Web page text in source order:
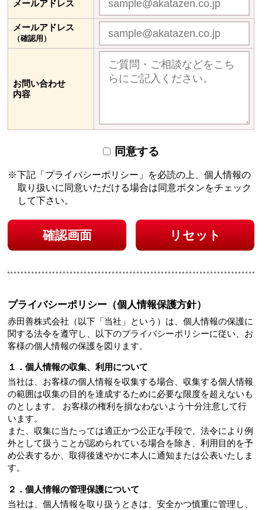
メールアドレス
メールアドレス
（確認用）
お問い合わせ
内容
同意する
下記「プライバシーポリシー」を必読の上、個人情報の
取り扱いに同意いただける場合は同意ボタンをチェック
して下さい。
確認画面 リセット
プライバシーポリシー（個人情報保護方針）
赤田善株式会社（以下「当社」という）は、個人情報の保護に
関する法令を遵守し、以下のプライバシーポリシーに従い、お
客様の個人情報の保護を図ります。
１．個人情報の収集、利用について
当社は、お客様の個人情報を収集する場合、収集する個人情報
の範囲は収集の目的を達成するために必要な限度を超えないも
のとします。 お客様の権利を損なわないよう十分注意して行
います。
また、収集に当たっては適正かつ公正な手段で、法令により例
外として扱うことが認められている場合を除き、利用目的を予
め公表するか、取得後速やかに本人に通知または公表いたしま
す。
２．個人情報の管理保護について
当社は、個人情報を取り扱うときは、安全かつ慎重に管理し、